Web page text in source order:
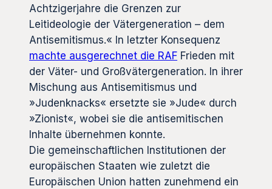
Achtzigerjahre die Grenzen zur
Leitideologie der Vätergeneration – dem
Antisemitismus.« In letzter Konsequenz
machte ausgerechnet die RAF Frieden mit
der Väter- und Großvätergeneration. In ihrer
Mischung aus Antisemitismus und
»Judenknacks« ersetzte sie »Jude« durch
»Zionist«, wobei sie die antisemitischen
Inhalte übernehmen konnte.
Die gemeinschaftlichen Institutionen der
europäischen Staaten wie zuletzt die
Europäischen Union hatten zunehmend ein